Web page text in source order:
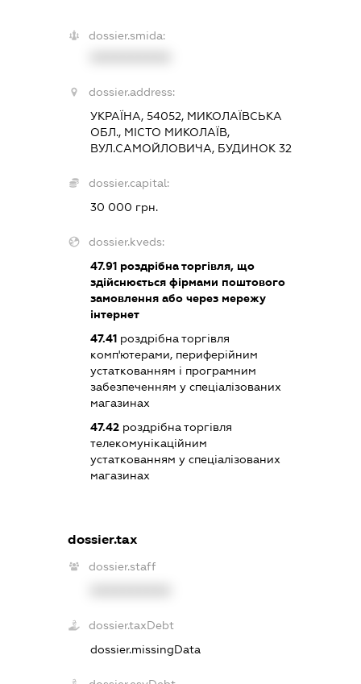
dossier.smida:
dossier.address:
УКРАЇНА, 54052, МИКОЛАЇВСЬКА
ОБЛ., МІСТО МИКОЛАЇВ,
ВУЛ.САМОЙЛОВИЧА, БУДИНОК 32
dossier.capital:
30 000 грн.
dossier.kveds:
47.91роздрібна торгівля, що
здійснюється фірмами поштового
замовлення або через мережу
інтернет
47.41роздрібна торгівля
комп'ютерами, периферійним
устаткованням і програмним
забезпеченням у спеціалізованих
магазинах
47.42роздрібна торгівля
телекомунікаційним
устаткованням у спеціалізованих
магазинах
dossier.tax
dossier.staff
dossier.taxDebt
dossier.missingData